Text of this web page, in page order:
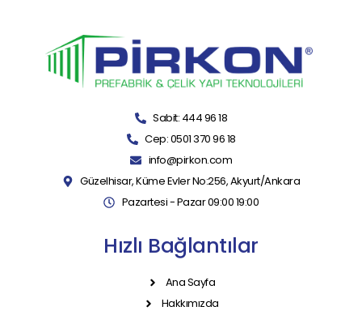
Sabit: 444 96 18
Cep: 0501 370 96 18
info@pirkon.com
Güzelhisar, Küme Evler No:256, Akyurt/Ankara
Pazartesi - Pazar 09:00 19:00
Hızlı Bağlantılar
Ana Sayfa
Hakkımızda